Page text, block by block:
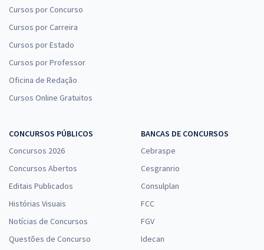
TCE MA - Tribunal de Contas do Estado do Maranhão - Analista
Estadual de Apoio ao Controle Externo - Área: Apoio Técnico-
Comprar
TCE MA - Tribunal de Contas do Estado do Maranhão -
Conhecimentos Específicos para o Cargo 3: Analista Estadual de
Apoio ao Controle Externo – Especialidade: Direito (Pós-Edital)
à vista
Cursos por Concurso
Cursos por Carreira
Cursos por Estado
Cursos por Professor
Oficina de Redação
Cursos Online Gratuitos
CONCURSOS PÚBLICOS
Concursos 2026
Concursos Abertos
Editais Publicados
Histórias Visuais
Notícias de Concursos
Questões de Concurso
BANCAS DE CONCURSOS
Cebraspe
Cesgranrio
Consulplan
FCC
FGV
Idecan